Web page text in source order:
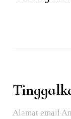
Alamat email